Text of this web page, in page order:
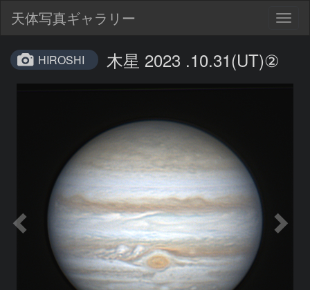
天体写真ギャラリー
HIROSHI 木星 2023 .10.31(UT)②